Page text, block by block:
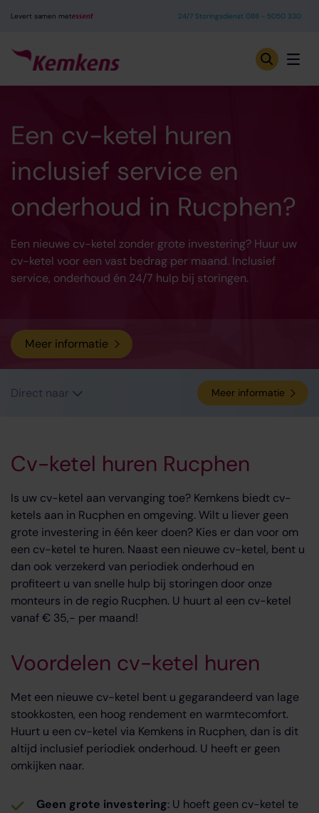
Levert samen met 24/7 Storingsdienst 088 - 5050 330
Een cv-ketel huren
inclusief service en
onderhoud in Rucphen?
Een nieuwe cv-ketel zonder grote investering? Huur uw
cv-ketel voor een vast bedrag per maand. Inclusief
service, onderhoud én 24/7 hulp bij storingen.
Meer informatie
Direct naar Meer informatie
Cv-ketel huren Rucphen
Is uw cv-ketel aan vervanging toe? Kemkens biedt cv-
ketels aan in Rucphen en omgeving. Wilt u liever geen
grote investering in één keer doen? Kies er dan voor om
een cv-ketel te huren. Naast een nieuwe cv-ketel, bent u
dan ook verzekerd van periodiek onderhoud en
profiteert u van snelle hulp bij storingen door onze
monteurs in de regio Rucphen. U huurt al een cv-ketel
vanaf € 35,- per maand!
Voordelen cv-ketel huren
Met een nieuwe cv-ketel bent u gegarandeerd van lage
stookkosten, een hoog rendement en warmtecomfort.
Huurt u een cv-ketel via Kemkens in Rucphen, dan is dit
altijd inclusief periodiek onderhoud. U heeft er geen
omkijken naar.
Geen grote investering: U hoeft geen cv-ketel te